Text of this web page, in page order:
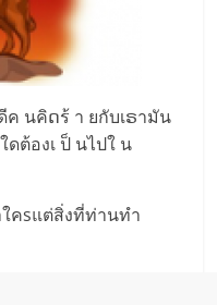
ค นคิດร้ า ยกับเຣามัน
ต้องเ ป็ นไปใ น
ใคsแต่สิ่งที่ท่านทำ